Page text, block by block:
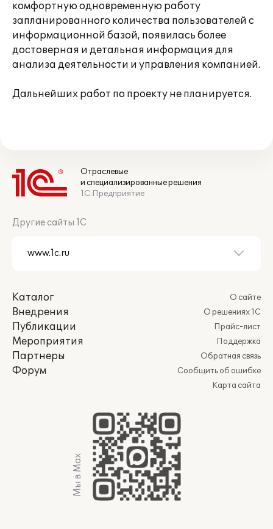
комфортную одновременную работу
запланированного количества пользователей с
информационной базой, появилась более
достоверная и детальная информация для
анализа деятельности и управления компанией.
Дальнейших работ по проекту не планируется.
Отраслевые
и специализированные решения
1С:Предприятие
Другие сайты 1С
Каталог
Внедрения
Публикации
Мероприятия
Партнеры
Форум
О сайте
О решениях 1С
Прайс-лист
Поддержка
Обратная связь
Сообщить об ошибке
Карта сайта
Мы в Max